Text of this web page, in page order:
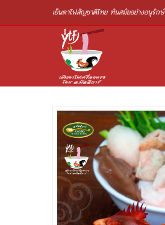
เย็นตาโฟสัญชาติไทย ทันสมัยอย่างอนุรักษ์